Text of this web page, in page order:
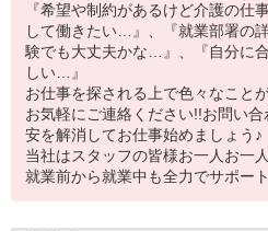
『希望や制約があるけど介護の
して働きたい…』、『就業部署の
験でも大丈夫かな…』、『自分に
しい…』
お仕事を探される上で色々なこと
お気軽にご連絡ください!!お問い
安を解消してお仕事始めましょう♪
当社はスタッフの皆様お一人お一
就業前から就業中も全力でサポー